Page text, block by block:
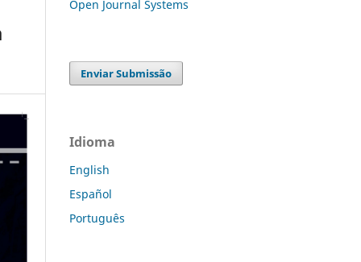
Open Journal Systems
Enviar Submissão
Idioma
English
Español
Português